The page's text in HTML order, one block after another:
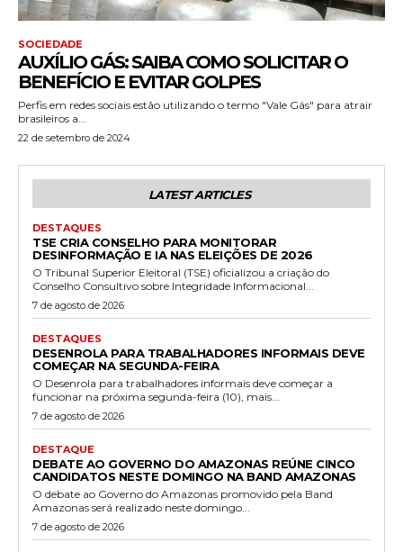
SOCIEDADE
AUXÍLIO GÁS: SAIBA COMO SOLICITAR O
BENEFÍCIO E EVITAR GOLPES
Perfis em redes sociais estão utilizando o termo "Vale Gás" para atrair
brasileiros a...
22 de setembro de 2024
LATEST ARTICLES
DESTAQUES
TSE CRIA CONSELHO PARA MONITORAR
DESINFORMAÇÃO E IA NAS ELEIÇÕES DE 2026
O Tribunal Superior Eleitoral (TSE) oficializou a criação do
Conselho Consultivo sobre Integridade Informacional...
7 de agosto de 2026
DESTAQUES
DESENROLA PARA TRABALHADORES INFORMAIS DEVE
COMEÇAR NA SEGUNDA-FEIRA
O Desenrola para trabalhadores informais deve começar a
funcionar na próxima segunda-feira (10), mais...
7 de agosto de 2026
DESTAQUE
DEBATE AO GOVERNO DO AMAZONAS REÚNE CINCO
CANDIDATOS NESTE DOMINGO NA BAND AMAZONAS
O debate ao Governo do Amazonas promovido pela Band
Amazonas será realizado neste domingo...
7 de agosto de 2026